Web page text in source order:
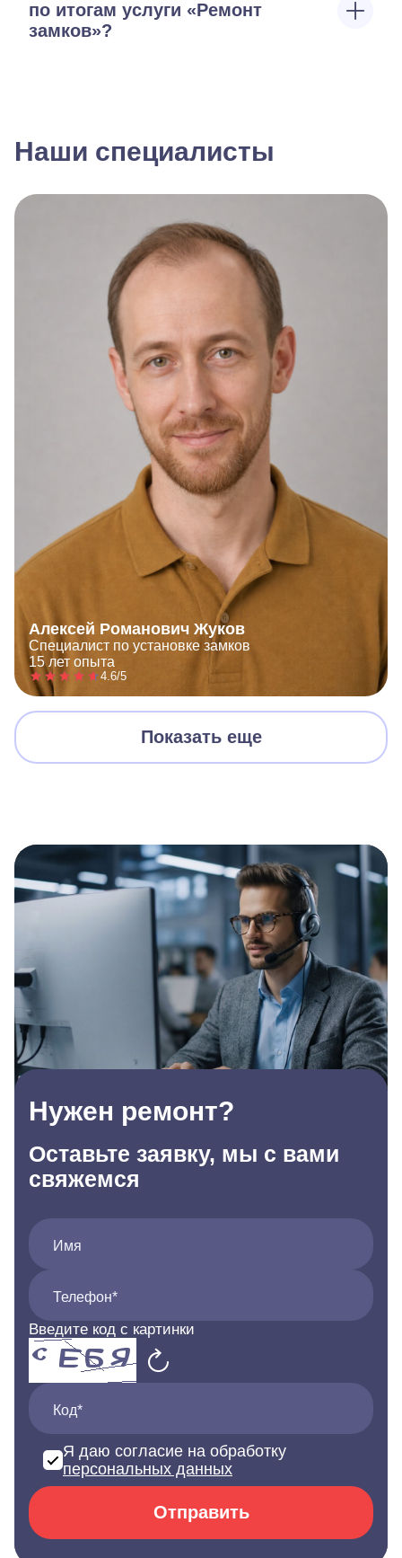
по итогам услуги «Ремонт
замков»?
Наши специалисты
Алексей Романович Жуков
Специалист по установке замков
15 лет опыта
4.6/5
Показать еще
Нужен ремонт?
Оставьте заявку, мы с вами
свяжемся
Имя
Телефон*
Введите код с картинки
Код*
Я даю согласие на обработку
персональных данных
Отправить